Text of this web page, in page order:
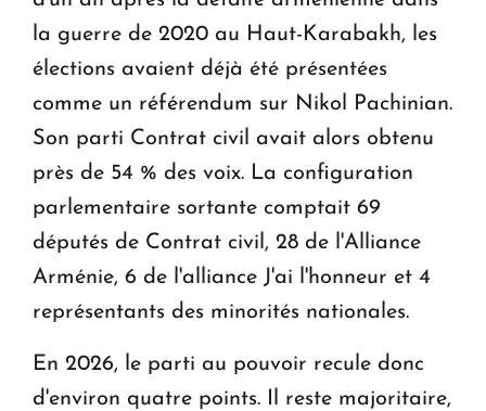
la guerre de 2020 au Haut-Karabakh, les
élections avaient déjà été présentées
comme un référendum sur Nikol Pachinian.
Son parti Contrat civil avait alors obtenu
près de 54 % des voix. La configuration
parlementaire sortante comptait 69
députés de Contrat civil, 28 de l'Alliance
Arménie, 6 de l'alliance J'ai l'honneur et 4
représentants des minorités nationales.
En 2026, le parti au pouvoir recule donc
d'environ quatre points. Il reste majoritaire,